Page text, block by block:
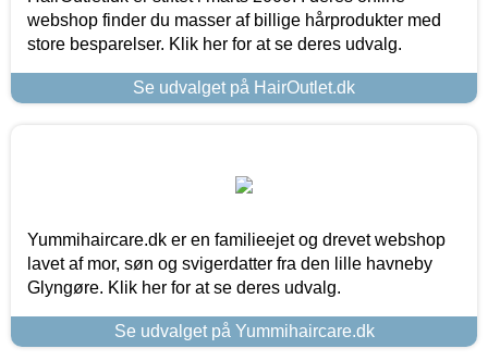
webshop finder du masser af billige hårprodukter med
store besparelser. Klik her for at se deres udvalg.
Se udvalget på HairOutlet.dk
Yummihaircare.dk er en familieejet og drevet webshop
lavet af mor, søn og svigerdatter fra den lille havneby
Glyngøre. Klik her for at se deres udvalg.
Se udvalget på Yummihaircare.dk